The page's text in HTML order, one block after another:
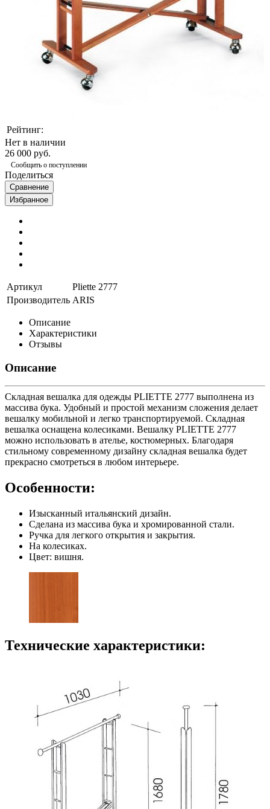
Рейтинг:
Нет в наличии
26 000 руб.
Сообщить о поступлении
Поделиться
Сравнение
Избранное
Артикул
Pliette 2777
Производитель ARIS
Описание
Характеристики
Отзывы
Описание
Складная вешалка для одежды PLIETTE 2777 выполнена из
массива бука. Удобный и простой механизм сложения делает
вешалку мобильной и легко транспортируемой. Складная
вешалка оснащена колесиками. Вешалку PLIETTE 2777
можно использовать в ателье, костюмерных. Благодаря
стильному современному дизайну складная вешалка будет
прекрасно смотреться в любом интерьере.
Особенности:
Изысканный итальянский дизайн.
Сделана из массива бука и хромированной стали.
Ручка для легкого открытия и закрытия.
На колесиках.
Цвет: вишня.
Технические характеристики: